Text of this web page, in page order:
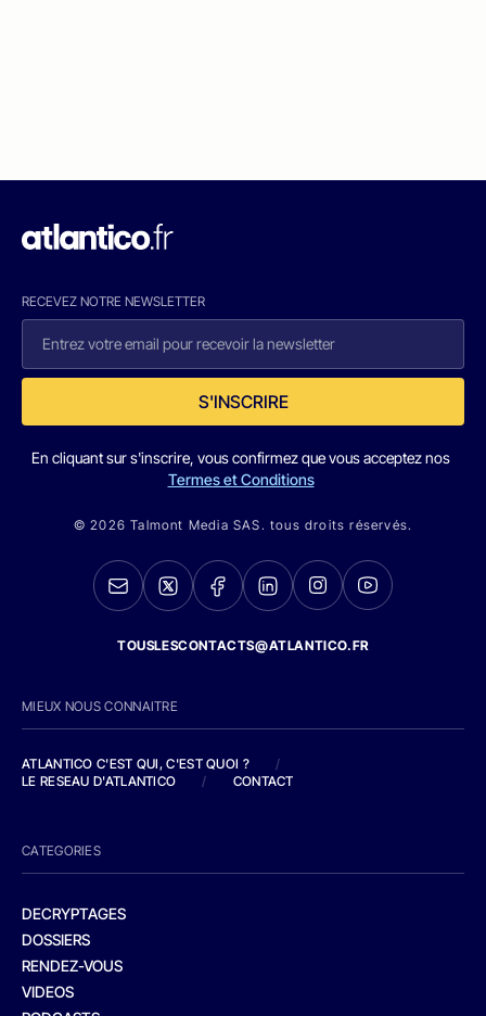
RECEVEZ NOTRE NEWSLETTER
S'INSCRIRE
En cliquant sur s'inscrire, vous confirmez que vous acceptez nos
Termes et Conditions
© 2026 Talmont Media SAS. tous droits réservés.
TOUSLESCONTACTS@ATLANTICO.FR
MIEUX NOUS CONNAITRE
ATLANTICO C'EST QUI, C'EST QUOI ?
/
LE RESEAU D'ATLANTICO
/ CONTACT
CATEGORIES
DECRYPTAGES
DOSSIERS
RENDEZ-VOUS
VIDEOS